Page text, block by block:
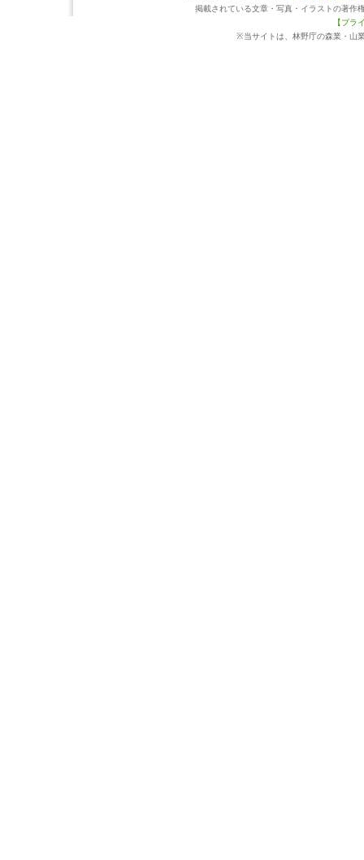
掲載されている文章・写真・イラストの著作
【プラ
※当サイトは、林野庁の森業・山